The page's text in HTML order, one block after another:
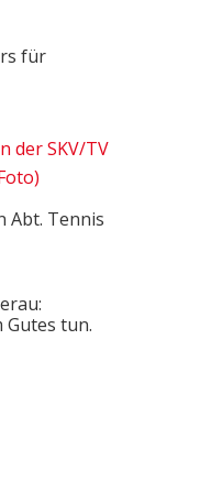
für
Abt. Tennis
Gutes tun.